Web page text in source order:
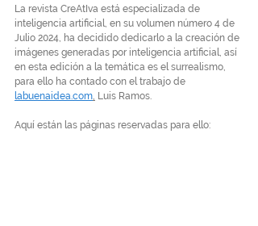
La revista CreAtIva está especializada de
inteligencia artificial, en su volumen número 4 de
Julio 2024, ha decidido dedicarlo a la creación de
imágenes generadas por inteligencia artificial, así
en esta edición a la temática es el surrealismo,
para ello ha contado con el trabajo de
labuenaidea.com, Luis Ramos.
Aquí están las páginas reservadas para ello: